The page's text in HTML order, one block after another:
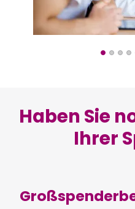
Haben Sie
Ihrer